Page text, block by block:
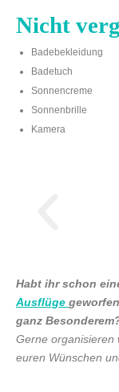
Nicht
Badebekleidung
Badetuch
Sonnencreme
Sonnenbrille
Kamera
Habt ihr schon
Ausflüge
ganz
Gerne organisieren
euren Wünschen